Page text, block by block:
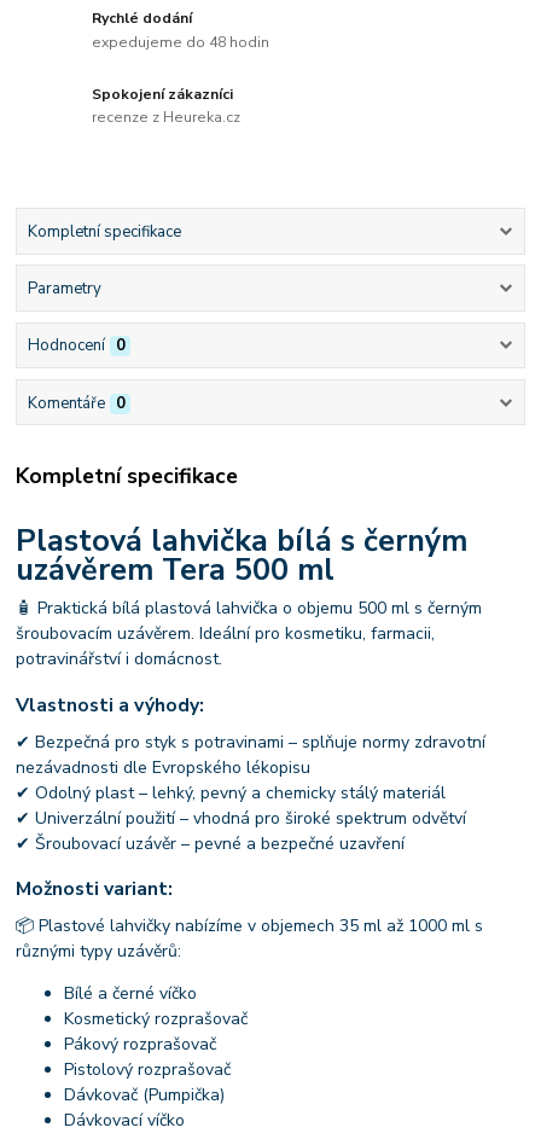
Rychlé dodání
expedujeme do 48 hodin
Spokojení zákazníci
recenze z Heureka.cz
Kompletní specifikace
Parametry
Hodnocení 0
Komentáře 0
Kompletní specifikace
Plastová lahvička bílá s černým
uzávěrem Tera 500 ml
🧴 Praktická bílá plastová lahvička o objemu 500 ml s černým
šroubovacím uzávěrem. Ideální pro kosmetiku, farmacii,
potravinářství i domácnost.
Vlastnosti a výhody:
✔ Bezpečná pro styk s potravinami – splňuje normy zdravotní
nezávadnosti dle Evropského lékopisu
✔ Odolný plast – lehký, pevný a chemicky stálý materiál
✔ Univerzální použití – vhodná pro široké spektrum odvětví
✔ Šroubovací uzávěr – pevné a bezpečné uzavření
Možnosti variant:
📦 Plastové lahvičky nabízíme v objemech 35 ml až 1000 ml s
různými typy uzávěrů:
Bílé a černé víčko
Kosmetický rozprašovač
Pákový rozprašovač
Pistolový rozprašovač
Dávkovač (Pumpička)
Dávkovací víčko